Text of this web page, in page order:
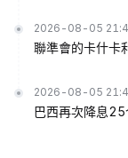
2026-08-05
聯準會的卡什卡
2026-08-05
巴西再次降息25